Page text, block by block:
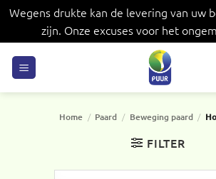
Wegens drukte kan de levering van uw
zijn. Onze excuses voor het
naar
Home / Paard / Beweging paard /
FILTER